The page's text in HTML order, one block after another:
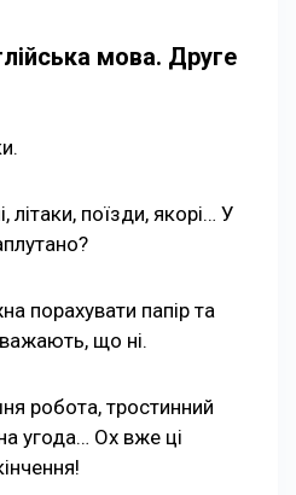
мова. Друге
літаки, поїзди, якорі… У
порахувати папір та
що ні.
робота, тростинний
угода… Ох вже ці